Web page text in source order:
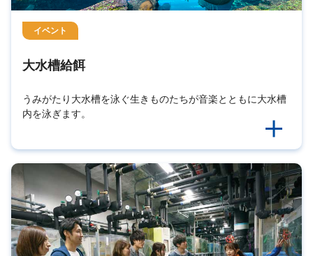
イベント
大水槽給餌
うみがたり大水槽を泳ぐ生きものたちが音楽とともに大水槽
内を泳ぎます。